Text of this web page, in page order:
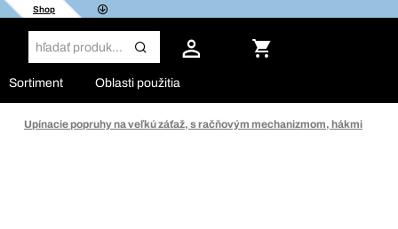
Shop
Sortiment Oblasti použitia
Upínacie popruhy na veľkú záťaž, s račňovým mechanizmom, hákmi